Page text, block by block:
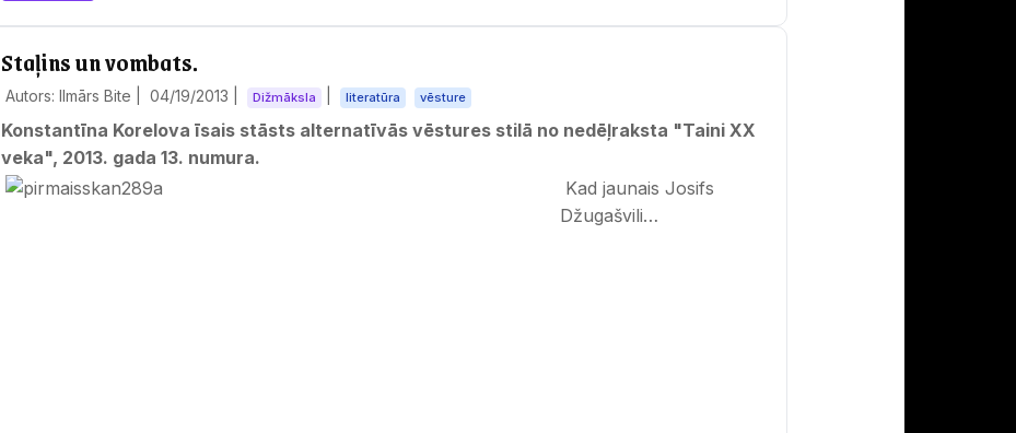
Staļins un vombats.
Autors: Ilmārs Bite | 04/19/2013 Dižmāksla literatūra vēsture
Konstantīna Korelova īsais stāsts alternatīvās vēstures stilā no nedēļraksta "Taini XX
veka", 2013. gada 13. numura.
Kad jaunais Josifs
Džugašvili…